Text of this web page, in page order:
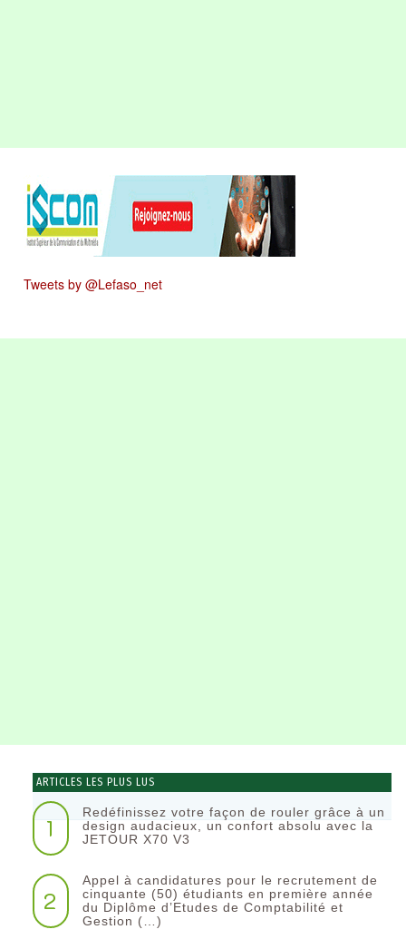
Tweets by @Lefaso_net
ARTICLES LES PLUS LUS
1
Redéfinissez votre façon de rouler grâce à un
design audacieux, un confort absolu avec la
JETOUR X70 V3
2
Appel à candidatures pour le recrutement de
cinquante (50) étudiants en première année
du Diplôme d’Etudes de Comptabilité et
Gestion (…)